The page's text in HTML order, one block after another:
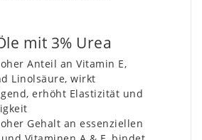
mit 3% Urea
Anteil an Vitamin E,
Linolsäure, wirkt
erhöht Elastizität und
Gehalt an essenziellen